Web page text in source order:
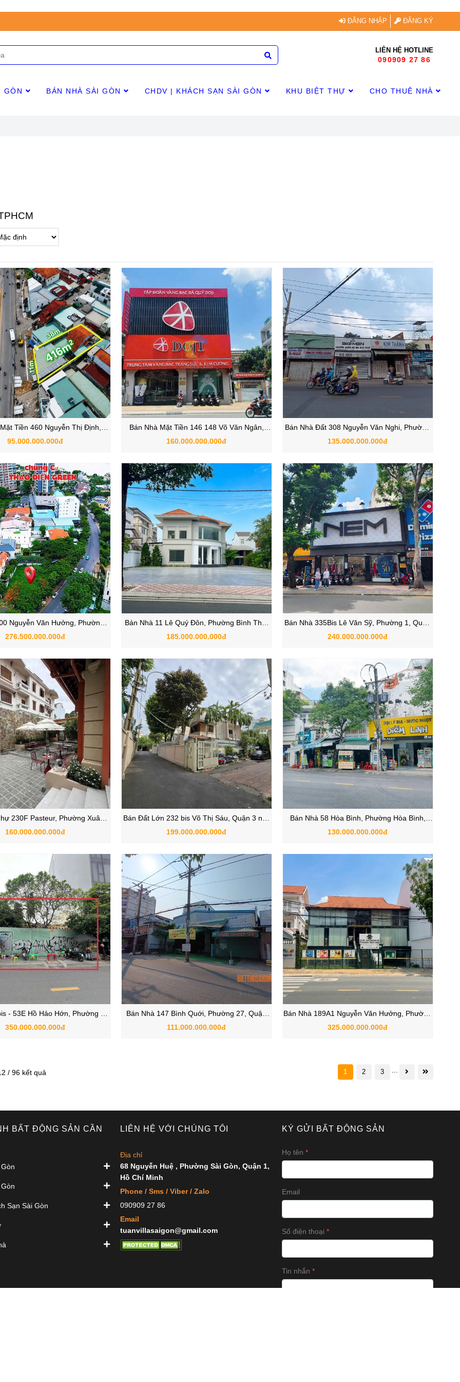
ĐĂNG NHẬP ĐĂNG KÝ
LIÊN HỆ HOTLINE
090909 27 86
GÒN BÁN NHÀ SÀI GÒN CHDV | KHÁCH SẠN SÀI GÒN KHU BIỆT THỰ CHO THUÊ NHÀ
Tiền 460 Nguyễn Thị Định,
Cát Lái, Quận 2, TP.HCM
95.000.000.000đ
Bán Nhà Mặt Tiền 146 148 Võ Văn Ngân,
Phường Bình Thọ, Thủ Đức, TP.HCM
160.000.000.000đ
Bán Nhà Đất 308 Nguyễn Văn Nghi, Phường
7, Quận Gò Vấp, TP.HCM
135.000.000.000đ
Nguyễn Văn Hưởng, Phường
Điền, Quận 2, TP.HCM
276.500.000.000đ
Bán Nhà 11 Lê Quý Đôn, Phường Bình Thọ,
TP. Thủ Đức, TP.HCM
185.000.000.000đ
Bán Nhà 335Bis Lê Văn Sỹ, Phường 1, Quận
Tân Bình, TP.HCM
240.000.000.000đ
230F Pasteur, Phường Xuân
Quận 3 TPHCM Ngang 21m
160.000.000.000đ
Bán Đất Lớn 232 bis Võ Thị Sáu, Quận 3 nay
thuộc Phường Xuân Hòa TPHCM
199.000.000.000đ
Bán Nhà 58 Hòa Bình, Phường Hòa Bình,
Quận 11 mặt tiền ngang 25m siêu hiếm
130.000.000.000đ
- 53E Hồ Hảo Hớn, Phường Cô
Giang, Quận 1 TPHCM
350.000.000.000đ
Bán Nhà 147 Bình Quới, Phường 27, Quận
Bình Thạnh TPHCM
111.000.000.000đ
Bán Nhà 189A1 Nguyễn Văn Hưởng, Phường
Thảo Điền, Quận 2
325.000.000.000đ
/ 96 kết quả 1 2 3 ...
BẤT ĐỘNG SẢN CẦN
Sạn Sài Gòn
LIÊN HỆ VỚI CHÚNG TÔI
Địa chỉ
68 Nguyễn Huệ , Phường Sài Gòn, Quận 1,
Hồ Chí Minh
Phone / Sms / Viber / Zalo
090909 27 86
Email
tuanvillasaigon@gmail.com
KÝ GỬI BẤT ĐỘNG SẢN
Họ tên
Email
Số điện thoại
Tin nhắn